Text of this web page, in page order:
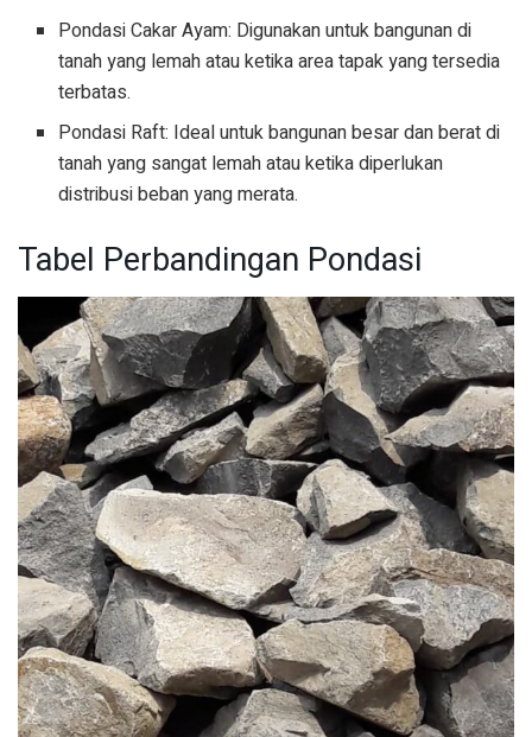
Pondasi Cakar Ayam: Digunakan untuk bangunan di
tanah yang lemah atau ketika area tapak yang tersedia
terbatas.
Pondasi Raft: Ideal untuk bangunan besar dan berat di
tanah yang sangat lemah atau ketika diperlukan
distribusi beban yang merata.
Tabel Perbandingan Pondasi